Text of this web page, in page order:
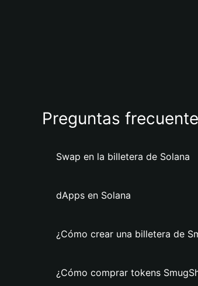
Preguntas
Swap en la billetera de Solana
dApps en Solana
¿Cómo crear una billetera de
¿Cómo comprar tokens